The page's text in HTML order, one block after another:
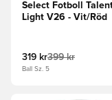
Select Fotboll
Light V26 - Vit/Röd
319 kr399 kr
Ball Sz. 5